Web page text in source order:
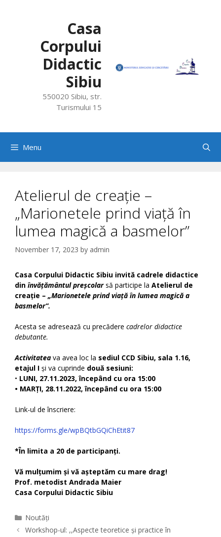
Casa
Corpului
Didactic
Sibiu
550020 Sibiu, str.
Turismului 15
Menu
Atelierul de creație –
„Marionetele prind viață în
lumea magică a basmelor”
November 17, 2023 by admin
Casa Corpului Didactic Sibiu invită cadrele didactice
din învățământul preșcolarsă participe la Atelierul de
creație – „Marionetele prind viață în lumea magică a
basmelor”.
Acesta se adresează cu precădere cadrelor didactice
debutante.
Activitatea va avea loc la sediul CCD Sibiu, sala 1.16,
etajul I și va cuprinde două sesiuni:
• LUNI, 27.11.2023, începând cu ora 15:00
• MARȚI, 28.11.2022, începând cu ora 15:00
Link-ul de înscriere:
https://forms.gle/wpBQtbGQiChEtit87
*În limita a 20 de participanți.
Vă mulțumim și vă așteptăm cu mare drag!
Prof. metodist Andrada Maier
Casa Corpului Didactic Sibiu
Categories
Noutăți
Workshop-ul: ,,Aspecte teoretice și practice în